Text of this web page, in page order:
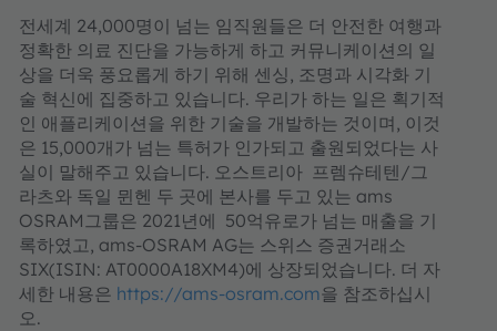
전세계 24,000명이 넘는 임직원들은 더 안전한 여행과
정확한 의료 진단을 가능하게 하고 커뮤니케이션의 일
상을 더욱 풍요롭게 하기 위해 센싱, 조명과 시각화 기
술 혁신에 집중하고 있습니다. 우리가 하는 일은 획기적
인 애플리케이션을 위한 기술을 개발하는 것이며, 이것
은 15,000개가 넘는 특허가 인가되고 출원되었다는 사
실이 말해주고 있습니다. 오스트리아 프렘슈테텐/그
라츠와 독일 뮌헨 두 곳에 본사를 두고 있는 ams
OSRAM그룹은 2021년에 50억유로가 넘는 매출을 기
록하였고, ams-OSRAM AG는 스위스 증권거래소
SIX(ISIN: AT0000A18XM4)에 상장되었습니다. 더 자
세한 내용은 https://ams-osram.com을 참조하십시
오.